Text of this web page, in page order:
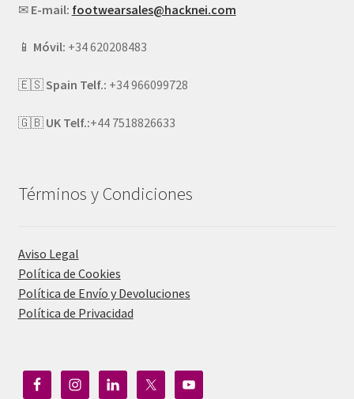
✉ E-mail: footwearsales@hacknei.com
📱 Móvil: +34 620208483
🇪🇸Spain Telf.: +34 966099728
🇬🇧 UK Telf.:+44 7518826633
Términos y Condiciones
Aviso Legal
Política de Cookies
Política de Envío y Devoluciones
Política de Privacidad